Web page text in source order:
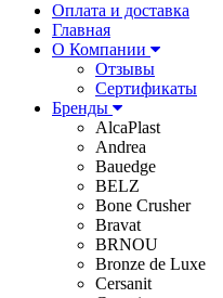
Оплата и доставка
Главная
О Компании
Отзывы
Сертификаты
Бренды
AlcaPlast
Andrea
Bauedge
BELZ
Bone Crusher
Bravat
BRNOU
Bronze de Luxe
Cersanit